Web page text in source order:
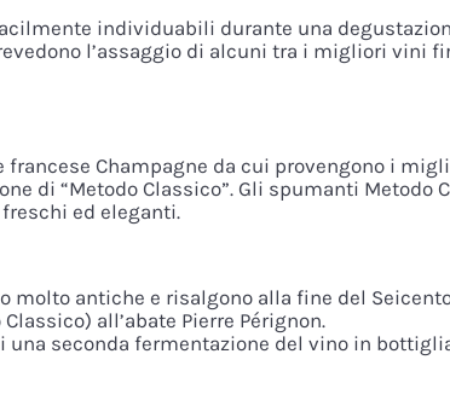
individuabili durante una
l’assaggio di alcuni tra i migliori
Champagne da cui provengono i
di “Metodo Classico”. Gli spumanti Metodo
ed eleganti.
antiche e risalgono alla fine del
all’abate Pierre Pérignon.
seconda fermentazione del vino in